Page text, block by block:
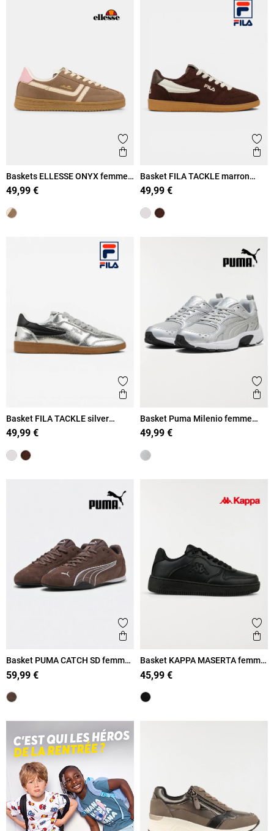
Ajouter aux favoris
Aperçu rapide
Baskets ELLESSE ONYX femme
(36-41)
49,99 €
Basket FILA TACKLE marron
femme (36-41)
49,99 €
Ajouter aux favoris
Aperçu rapide
Basket FILA TACKLE silver
femme (36-41)
49,99 €
Basket Puma Milenio femme
(36-39)
49,99 €
Ajouter aux favoris
Aperçu rapide
Basket PUMA CATCH SD femme
(36-41)
59,99 €
Basket KAPPA MASERTA femme
(36-41)
45,99 €